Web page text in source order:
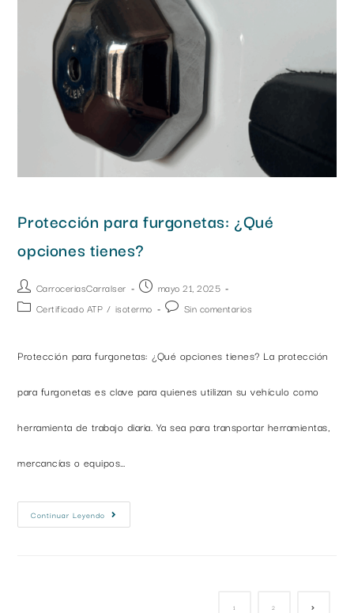
Protección para furgonetas: ¿Qué
opciones tienes?
CarroceriasCarralser
mayo 21, 2025
Certificado ATP / isotermo Sin comentarios
Protección para furgonetas: ¿Qué opciones tienes? La protección
para furgonetas es clave para quienes utilizan su vehículo como
herramienta de trabajo diaria. Ya sea para transportar herramientas,
mercancías o equipos…
Continuar Leyendo
1 2